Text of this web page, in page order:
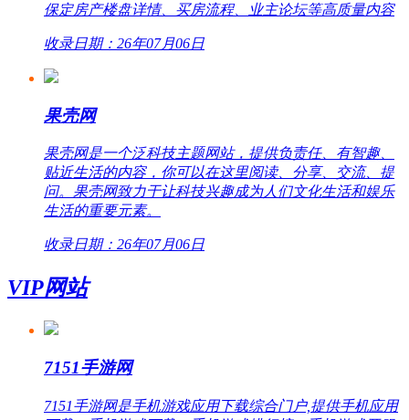
保定房产楼盘详情、买房流程、业主论坛等高质量内容
收录日期：26年07月06日
果壳网
果壳网是一个泛科技主题网站，提供负责任、有智趣、
贴近生活的内容，你可以在这里阅读、分享、交流、提
问。果壳网致力于让科技兴趣成为人们文化生活和娱乐
生活的重要元素。
收录日期：26年07月06日
VIP网站
7151手游网
7151手游网是手机游戏应用下载综合门户,提供手机应用